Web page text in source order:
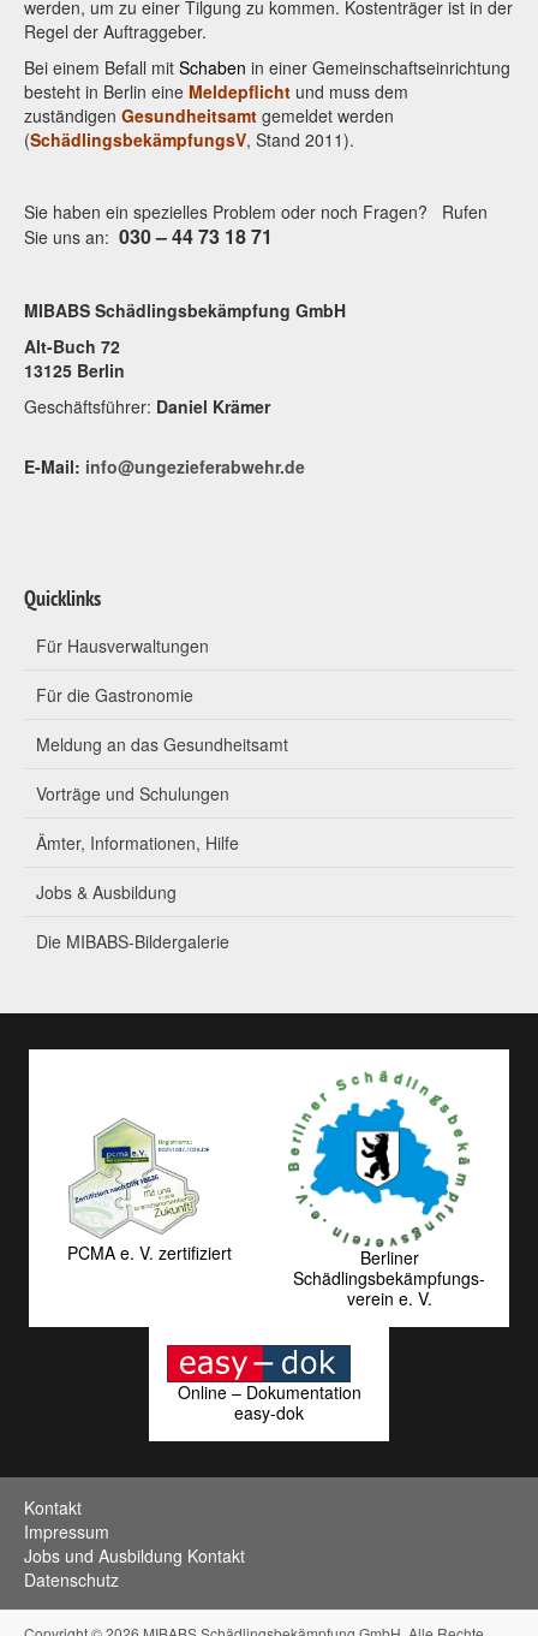
werden, um zu einer Tilgung zu kommen. Kostenträger ist in der
Regel der Auftraggeber.
Bei einem Befall mit Schaben in einer Gemeinschaftseinrichtung
besteht in Berlin eine Meldepflicht und muss dem
zuständigen Gesundheitsamt gemeldet werden
(SchädlingsbekämpfungsV, Stand 2011).
Sie haben ein spezielles Problem oder noch Fragen? Rufen
Sie uns an: 030 – 44 73 18 71
MIBABS Schädlingsbekämpfung GmbH
Alt-Buch 72
13125 Berlin
Geschäftsführer: Daniel Krämer
E-Mail: info@ungezieferabwehr.de
Quicklinks
Für Hausverwaltungen
Für die Gastronomie
Meldung an das Gesundheitsamt
Vorträge und Schulungen
Ämter, Informationen, Hilfe
Jobs & Ausbildung
Die MIBABS-Bildergalerie
PCMA e. V. zertifiziert
Berliner
Schädlingsbekämpfungs­
verein e. V.
Online – Dokumentation
easy-dok
Kontakt
Impressum
Jobs und Ausbildung Kontakt
Datenschutz